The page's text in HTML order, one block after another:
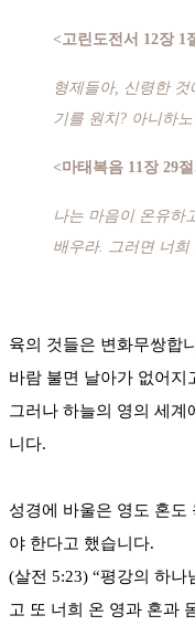
<고린도전서 12장 1
형제들아, 신령한
기를 원치? 아니하
<마태복음 11장 29
나는 마음이 온유하
배우라. 그러면 너
육의 것들은 변화무쌍합
바람 불면 날아가 없어지
그러나 하늘의 영의 세
니다.
성경에 바울은 영도 혼도
야 한다고 했습니다.
(살전 5:23) “평강의 하나
고 또 너희 온 영과 혼과